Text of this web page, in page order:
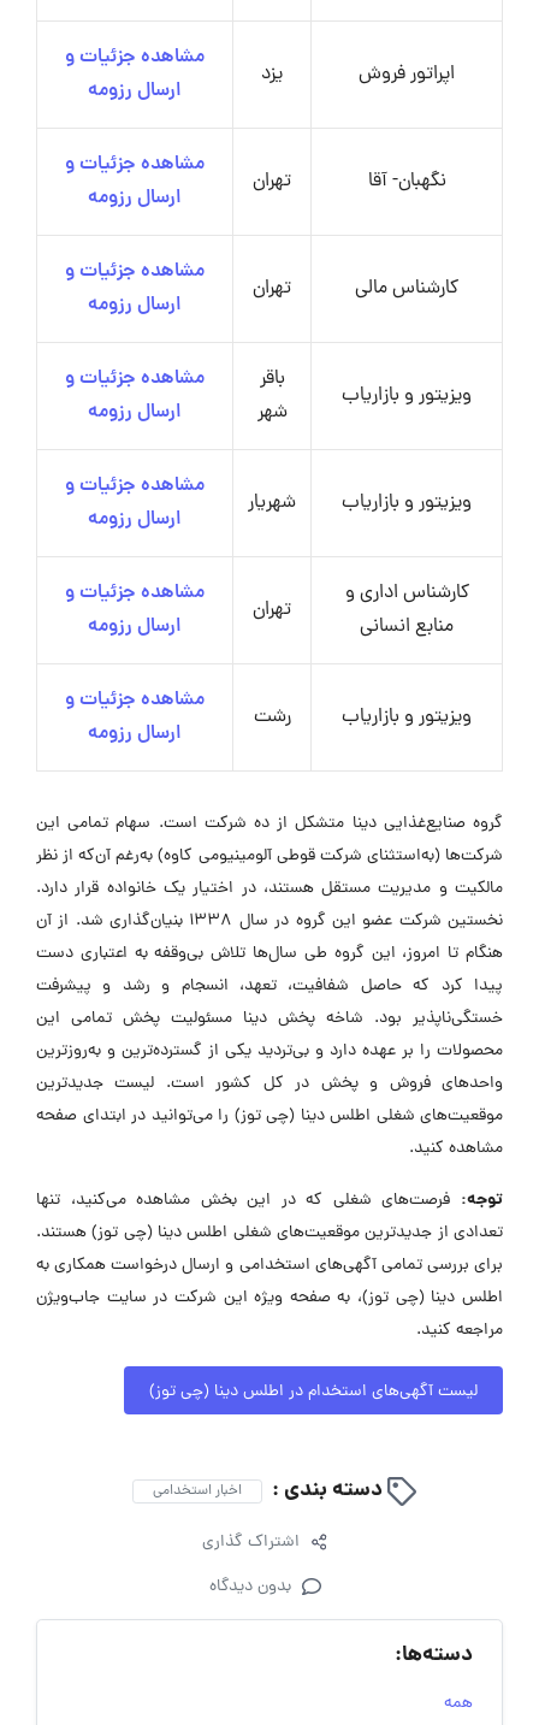
اپراتور فروش یزد
مشاهده جزئیات و
ارسال رزومه
نگهبان- آقا تهران
مشاهده جزئیات و
ارسال رزومه
کارشناس مالی تهران
مشاهده جزئیات و
ارسال رزومه
ویزیتور و بازاریاب
باقر
شهر
مشاهده جزئیات و
ارسال رزومه
ویزیتور و بازاریاب شهریار
مشاهده جزئیات و
ارسال رزومه
کارشناس اداری و
منابع انسانی
تهران
مشاهده جزئیات و
ارسال رزومه
ویزیتور و بازاریاب رشت
مشاهده جزئیات و
ارسال رزومه
گروه صنایع‌غذایی دینا متشکل از ده شرکت است. سهام تمامی این
شرکت‌ها (به‌استثنای شرکت قوطی آلومینیومی کاوه) به‌رغم آن‌که از نظر
مالکیت و مدیریت مستقل هستند، در اختیار یک خانواده قرار دارد.
نخستین شرکت عضو این گروه در سال ۱۳۳۸ بنیان‌گذاری شد. از آن
هنگام تا امروز، این گروه طی سال‌ها تلاش بی‌وقفه به اعتباری دست
پیدا کرد که حاصل شفافیت، تعهد، انسجام و رشد و پیشرفت
خستگی‌ناپذیر بود. شاخه پخش دینا مسئولیت پخش تمامی این
محصولات را بر عهده دارد و بی‌تردید یکی از گسترده‌ترین و به‌روزترین
واحدهای فروش و پخش در کل کشور است. لیست جدیدترین
موقعیت‌های شغلی اطلس دینا (چی توز) را می‌توانید در ابتدای صفحه
مشاهده کنید.
توجه: فرصت‌های شغلی که در این بخش مشاهده می‌کنید، تنها
تعدادی از جدیدترین موقعیت‌های شغلی اطلس دینا (چی توز) هستند.
برای بررسی تمامی آگهی‌های استخدامی و ارسال درخواست همکاری به
اطلس دینا (چی توز)، به صفحه ویژه این شرکت در سایت جاب‌ویژن
مراجعه کنید.
لیست آگهی‌های استخدام در اطلس دینا (چی توز)
دسته بندی : اخبار استخدامی
اشتراک گذاری
بدون دیدگاه
دسته‌ها:
همه